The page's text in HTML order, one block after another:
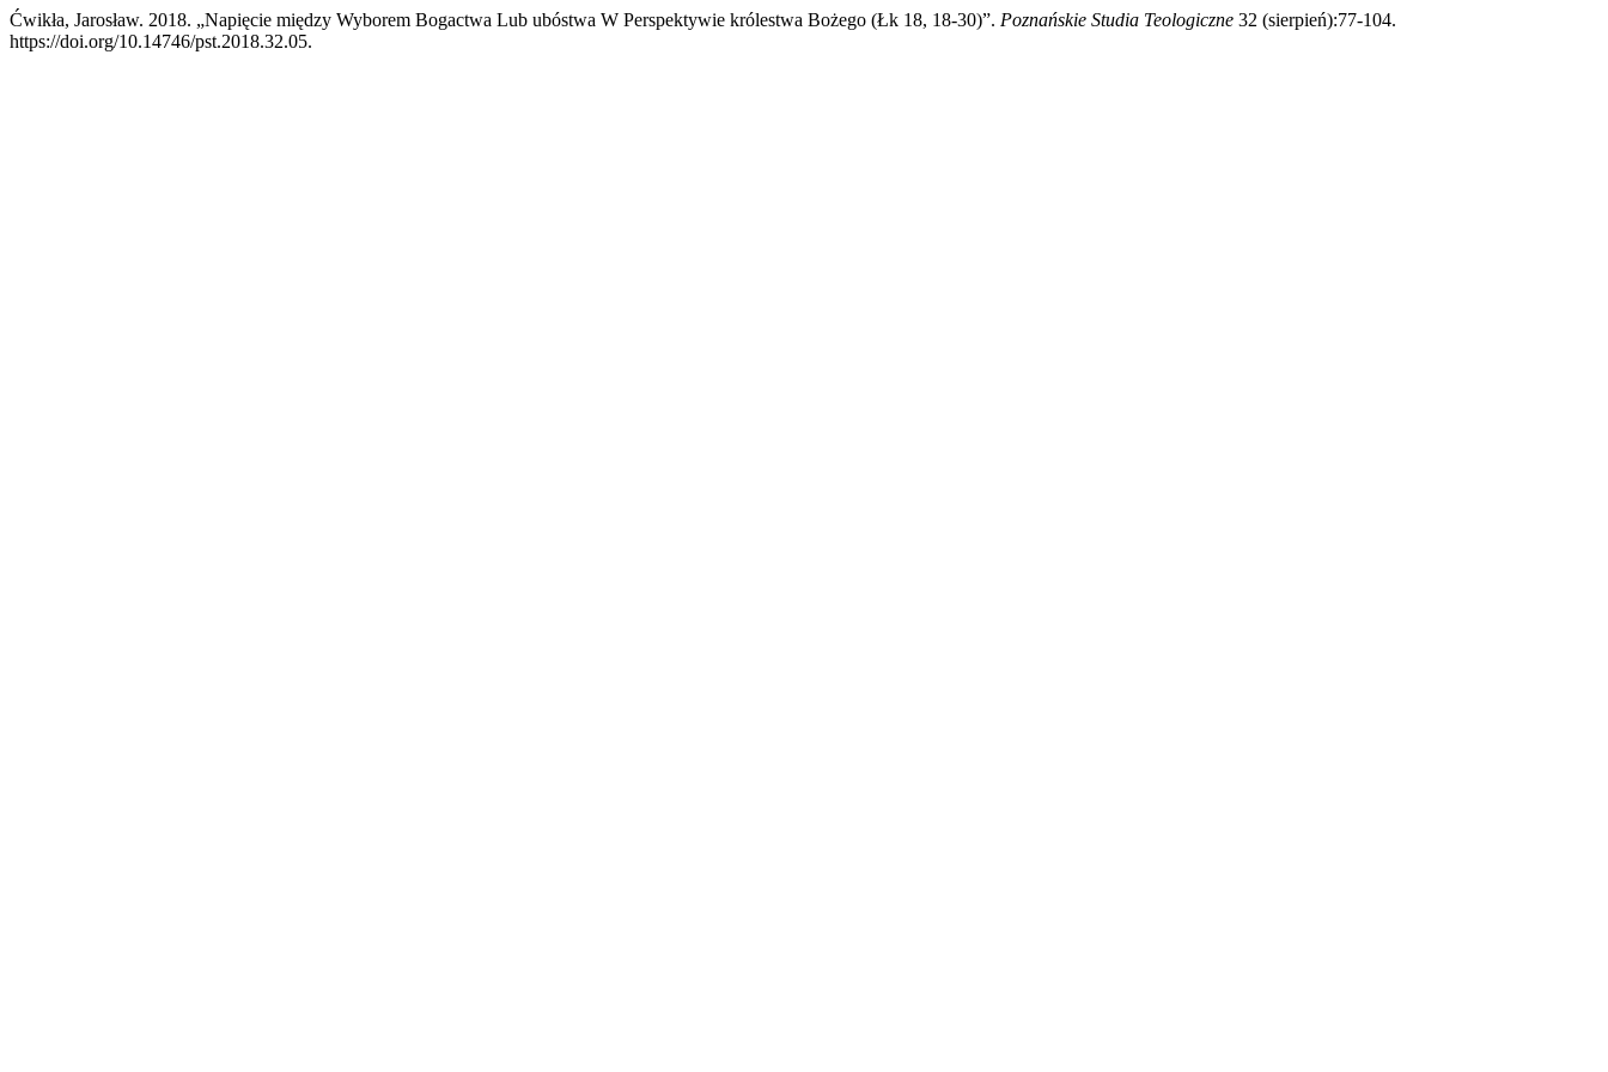
Ćwikła, Jarosław. 2018. „Napięcie między Wyborem Bogactwa Lub ubóstwa W Perspektywie królestwa Bożego (Łk 18, 18-30)”. Poznańskie Studia Teologiczne 32 (sierpień):77-104.
https://doi.org/10.14746/pst.2018.32.05.